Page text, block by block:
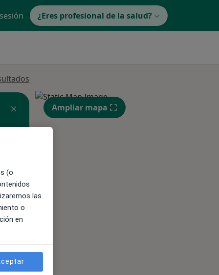
¿Eres profesional de la salud?
Ampliar mapa
(o
las
o
en